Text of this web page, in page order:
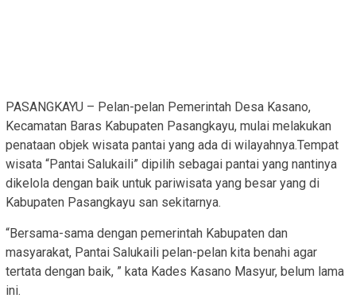
PASANGKAYU – Pelan-pelan Pemerintah Desa Kasano,
Kecamatan Baras Kabupaten Pasangkayu, mulai melakukan
penataan objek wisata pantai yang ada di wilayahnya.Tempat
wisata “Pantai Salukaili” dipilih sebagai pantai yang nantinya
dikelola dengan baik untuk pariwisata yang besar yang di
Kabupaten Pasangkayu san sekitarnya.
“Bersama-sama dengan pemerintah Kabupaten dan
masyarakat, Pantai Salukaili pelan-pelan kita benahi agar
tertata dengan baik, ” kata Kades Kasano Masyur, belum lama
ini.